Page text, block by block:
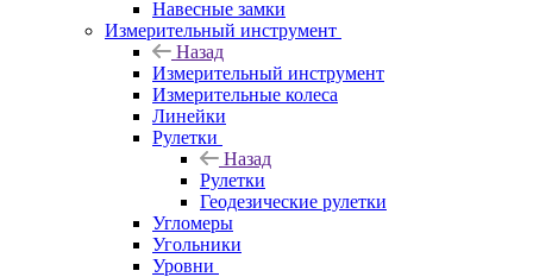
Навесные замки
Измерительный инструмент
Назад
Измерительный инструмент
Измерительные колеса
Линейки
Рулетки
Назад
Рулетки
Геодезические рулетки
Угломеры
Угольники
Уровни